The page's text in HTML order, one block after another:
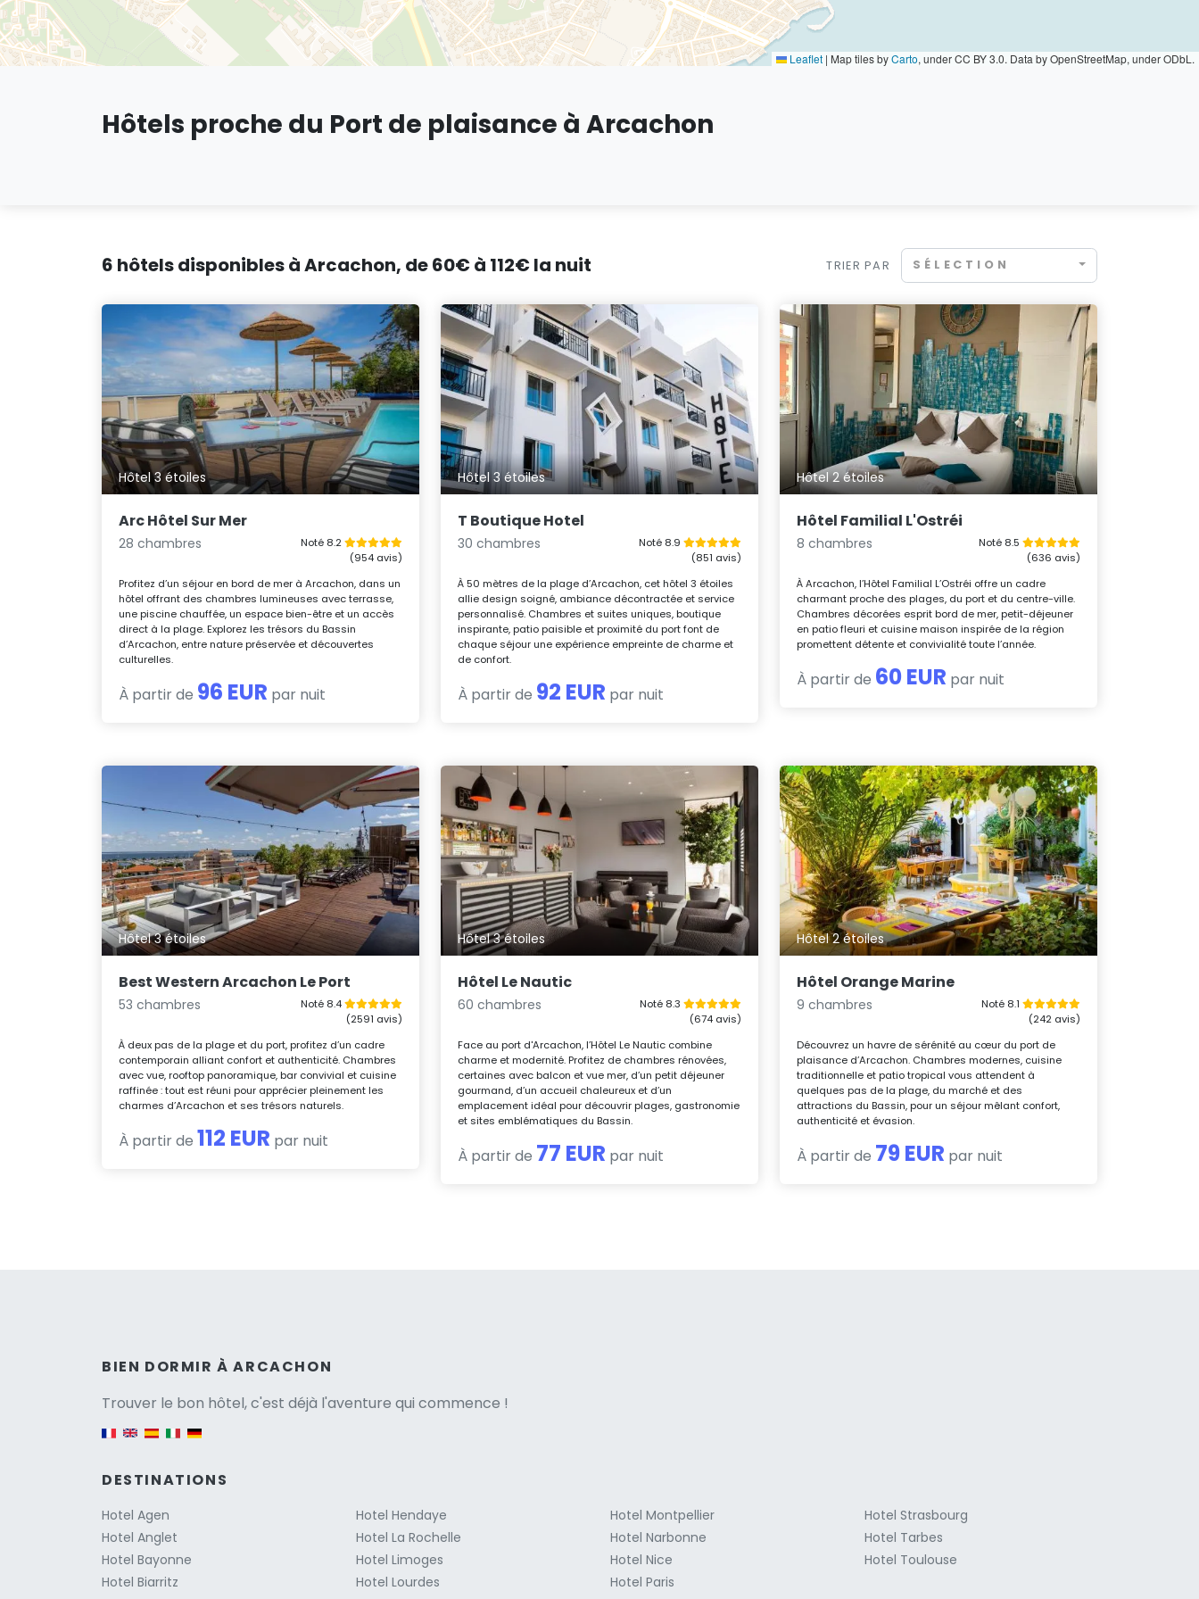
Leaflet | Map tiles byCarto, under CC BY 3.0. Data by OpenStreetMap, under ODbL.
Hôtels proche du Port de plaisance à Arcachon
6 hôtels disponibles à Arcachon, de 60€ à 112€ la nuit TRIER PAR SÉLECTION
Hôtel 3 étoiles
Arc Hôtel Sur Mer
28 chambres
Noté 8.2
(954 avis)
Profitez d’un séjour en bord de mer à Arcachon, dans un
hôtel offrant des chambres lumineuses avec terrasse,
une piscine chauffée, un espace bien-être et un accès
direct à la plage. Explorez les trésors du Bassin
d’Arcachon, entre nature préservée et découvertes
culturelles.
À partir de 96 EUR par nuit
Hôtel 3 étoiles
T Boutique Hotel
30 chambres
Noté 8.9
(851 avis)
À 50 mètres de la plage d’Arcachon, cet hôtel 3 étoiles
allie design soigné, ambiance décontractée et service
personnalisé. Chambres et suites uniques, boutique
inspirante, patio paisible et proximité du port font de
chaque séjour une expérience empreinte de charme et
de confort.
À partir de 92 EUR par nuit
Hôtel 2 étoiles
Hôtel Familial L'Ostréi
8 chambres
Noté 8.5
(636 avis)
À Arcachon, l’Hôtel Familial L’Ostréi offre un cadre
charmant proche des plages, du port et du centre-ville.
Chambres décorées esprit bord de mer, petit-déjeuner
en patio fleuri et cuisine maison inspirée de la région
promettent détente et convivialité toute l’année.
À partir de 60 EUR par nuit
Hôtel 3 étoiles
Best Western Arcachon Le Port
53 chambres
Noté 8.4
(2591 avis)
À deux pas de la plage et du port, profitez d’un cadre
contemporain alliant confort et authenticité. Chambres
avec vue, rooftop panoramique, bar convivial et cuisine
raffinée : tout est réuni pour apprécier pleinement les
charmes d’Arcachon et ses trésors naturels.
À partir de112 EUR par nuit
Hôtel 3 étoiles
Hôtel Le Nautic
60 chambres
Noté 8.3
(674 avis)
Face au port d'Arcachon, l’Hôtel Le Nautic combine
charme et modernité. Profitez de chambres rénovées,
certaines avec balcon et vue mer, d’un petit déjeuner
gourmand, d’un accueil chaleureux et d’un
emplacement idéal pour découvrir plages, gastronomie
et sites emblématiques du Bassin.
À partir de 77 EUR par nuit
Hôtel 2 étoiles
Hôtel Orange Marine
9 chambres
Noté 8.1
(242 avis)
Découvrez un havre de sérénité au cœur du port de
plaisance d’Arcachon. Chambres modernes, cuisine
traditionnelle et patio tropical vous attendent à
quelques pas de la plage, du marché et des
attractions du Bassin, pour un séjour mêlant confort,
authenticité et évasion.
À partir de 79 EUR par nuit
BIEN DORMIR À ARCACHON
Trouver le bon hôtel, c'est déjà l'aventure qui commence !
Versione italiana
DESTINATIONS
Hotel Agen
Hotel Anglet
Hotel Bayonne
Hotel Biarritz
Hotel Hendaye
Hotel La Rochelle
Hotel Limoges
Hotel Lourdes
Hotel Montpellier
Hotel Narbonne
Hotel Nice
Hotel Paris
Hotel Strasbourg
Hotel Tarbes
Hotel Toulouse